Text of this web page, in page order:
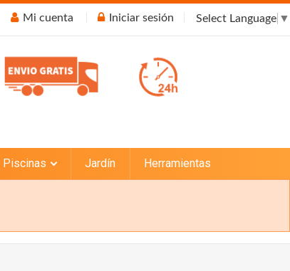
Mi cuenta Iniciar sesión Select Language ▼
Piscinas Jardín Herramientas